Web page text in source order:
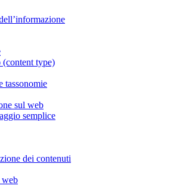
type)
tassonomie
sul web
semplice
dei contenuti
web